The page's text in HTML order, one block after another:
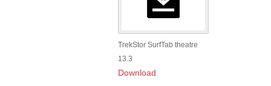
TrekStor SurfTab theatre
13.3
Download